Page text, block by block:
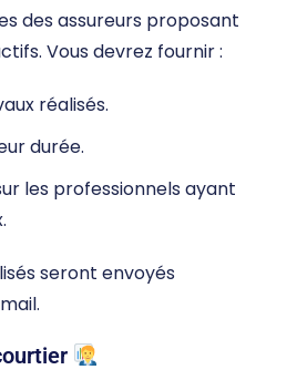
des assureurs proposant
Vous devrez fournir :
réalisés.
durée.
les professionnels ayant
seront envoyés